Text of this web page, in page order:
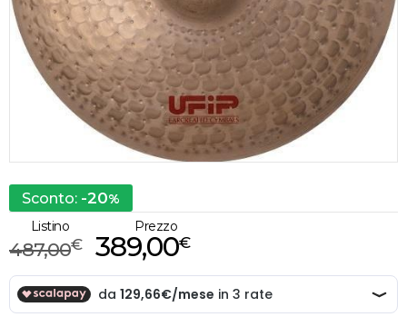
Sconto: -20%
Listino
€
487,00
Prezzo
€
389,00